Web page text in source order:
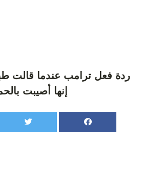
ردة فعل ترامب عندما قالت
إنها أصيبت